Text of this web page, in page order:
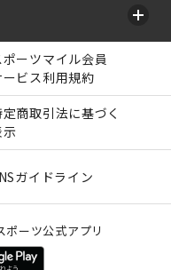
ポーツマイル会員
ービス利用規約
商取引法に基づく
示
ガイドライン
ーツ公式アプリ